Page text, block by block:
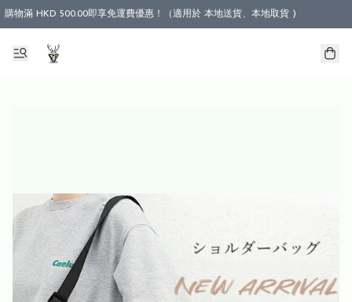
購物滿 HKD 500.00即享免運費優惠！（適用於 本地送貨、本地取貨 )